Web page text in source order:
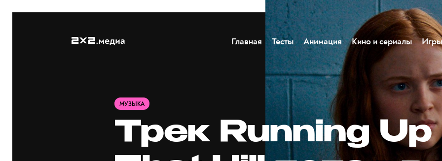
Главная Тесты Анимация Кино и сериалы Игры
МУЗЫКА
Трек Running Up